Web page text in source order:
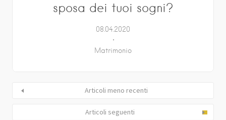
sposa dei tuoi sogni?
08.04.2020
Matrimonio
Articoli meno recenti
Articoli seguenti